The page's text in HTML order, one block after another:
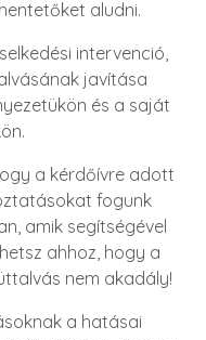
aludni.
intervenció,
javítása
és a saját
a kérdőívre adott
fogunk
amik segítségével
ahhoz, hogy a
nem akadály!
a hatásai